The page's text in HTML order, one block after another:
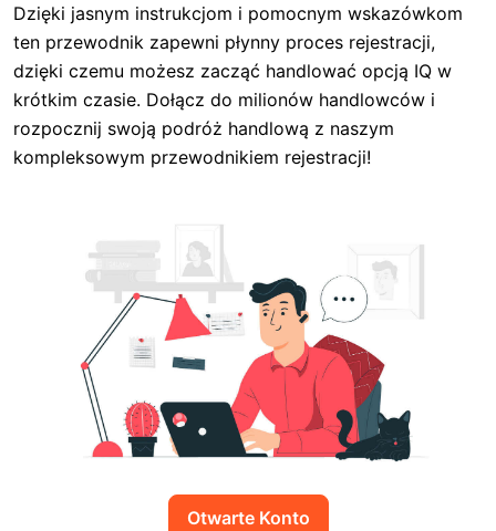
Dzięki jasnym instrukcjom i pomocnym wskazówkom
ten przewodnik zapewni płynny proces rejestracji,
dzięki czemu możesz zacząć handlować opcją IQ w
krótkim czasie. Dołącz do milionów handlowców i
rozpocznij swoją podróż handlową z naszym
kompleksowym przewodnikiem rejestracji!
Otwarte Konto